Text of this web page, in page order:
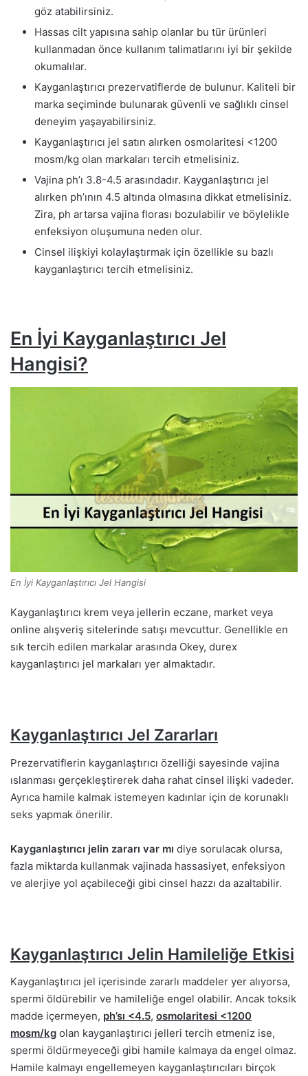
göz atabilirsiniz.
Hassas cilt yapısına sahip olanlar bu tür ürünleri
kullanmadan önce kullanım talimatlarını iyi bir şekilde
okumalılar.
Kayganlaştırıcı prezervatiflerde de bulunur. Kaliteli bir
marka seçiminde bulunarak güvenli ve sağlıklı cinsel
deneyim yaşayabilirsiniz.
Kayganlaştırıcı jel satın alırken osmolaritesi <1200
mosm/kg olan markaları tercih etmelisiniz.
Vajina ph’ı 3.8-4.5 arasındadır. Kayganlaştırıcı jel
alırken ph’ının 4.5 altında olmasına dikkat etmelisiniz.
Zira, ph artarsa vajina florası bozulabilir ve böylelikle
enfeksiyon oluşumuna neden olur.
Cinsel ilişkiyi kolaylaştırmak için özellikle su bazlı
kayganlaştırıcı tercih etmelisiniz.
En İyi Kayganlaştırıcı Jel
Hangisi?
En İyi Kayganlaştırıcı Jel Hangisi
Kayganlaştırıcı krem veya jellerin eczane, market veya
online alışveriş sitelerinde satışı mevcuttur. Genellikle en
sık tercih edilen markalar arasında Okey, durex
kayganlaştırıcı jel markaları yer almaktadır.
Kayganlaştırıcı Jel Zararları
Prezervatiflerin kayganlaştırıcı özelliği sayesinde vajina
ıslanması gerçekleştirerek daha rahat cinsel ilişki vadeder.
Ayrıca hamile kalmak istemeyen kadınlar için de korunaklı
seks yapmak önerilir.
Kayganlaştırıcı jelin zararı var mı diye sorulacak olursa,
fazla miktarda kullanmak vajinada hassasiyet, enfeksiyon
ve alerjiye yol açabileceği gibi cinsel hazzı da azaltabilir.
Kayganlaştırıcı Jelin Hamileliğe Etkisi
Kayganlaştırıcı jel içerisinde zararlı maddeler yer alıyorsa,
spermi öldürebilir ve hamileliğe engel olabilir. Ancak toksik
madde içermeyen, ph’sı <4.5, osmolaritesi <1200
mosm/kg olan kayganlaştırıcı jelleri tercih etmeniz ise,
spermi öldürmeyeceği gibi hamile kalmaya da engel olmaz.
Hamile kalmayı engellemeyen kayganlaştırıcıları birçok